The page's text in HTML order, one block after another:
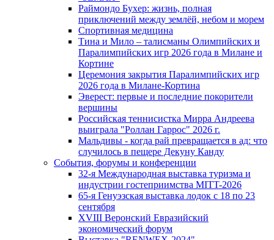
Раймондо Бухер: жизнь, полная
приключений между землёй, небом и морем
Спортивная медицина
Тина и Мило – талисманы Олимпийских и
Паралимпийских игр 2026 года в Милане и
Кортине
Церемония закрытия Паралимпийских игр
2026 года в Милане-Кортина
Эверест: первые и последние покорители
вершины
Российская теннисистка Мирра Андреева
выиграла "Роллан Гаррос" 2026 г.
Мальдивы - когда рай превращается в ад: что
случилось в пещере Декуну Канду
События, форумы и конференции
32-я Международная выставка туризма и
индустрии гостеприимства MITT-2026
65-я Генуэзская выставка лодок с 18 по 23
сентября
XVIII Веронский Евразийский
экономический форум